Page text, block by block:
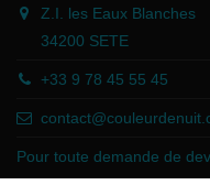
Z.I. les Eaux Blanches
34200 SETE
+33 9 78 45 55 45
Pour toute demande de